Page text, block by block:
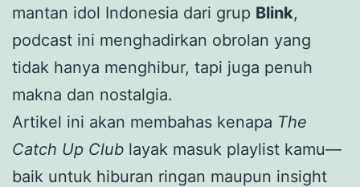
mantan idol Indonesia dari grup Blink,
podcast ini menghadirkan obrolan yang
tidak hanya menghibur, tapi juga penuh
makna dan nostalgia.
Artikel ini akan membahas kenapa The
Catch Up Club layak masuk playlist kamu—
baik untuk hiburan ringan maupun insight